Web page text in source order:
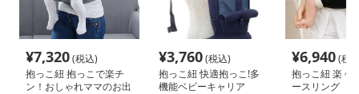
¥7,320(税込)
抱っこ紐 抱っこで楽チ
ン！おしゃれママのお出
¥3,760(税込)
抱っこ紐 快適抱っこ!多
機能ベビーキャリア
¥6,940(税
抱っこ紐 楽々
ースリング